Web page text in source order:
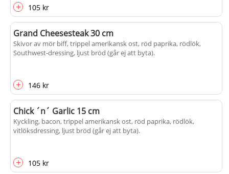
+ 105 kr
Grand Cheesesteak 30 cm
Skivor av mör biff, trippel amerikansk ost, röd paprika, rödlök,
Southwest-dressing, ljust bröd (går ej att byta).
+ 146 kr
Chick ´n´ Garlic 15 cm
Kyckling, bacon, trippel amerikansk ost, röd paprika, rödlök,
vitlöksdressing, ljust bröd (går ej att byta).
+ 105 kr